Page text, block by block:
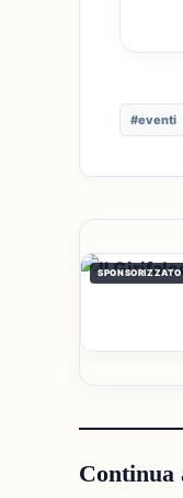
#eventi
SPONSORIZZATO
Continua